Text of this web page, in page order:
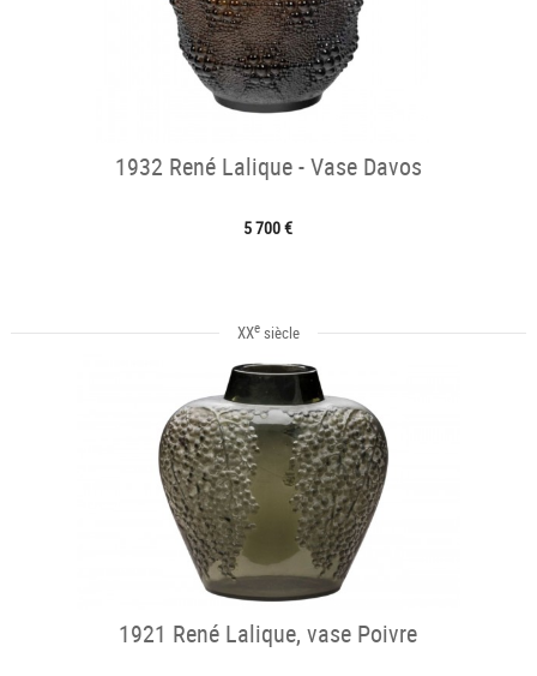
1932 René Lalique - Vase Davos
5 700 €
XXesiècle
1921 René Lalique, vase Poivre